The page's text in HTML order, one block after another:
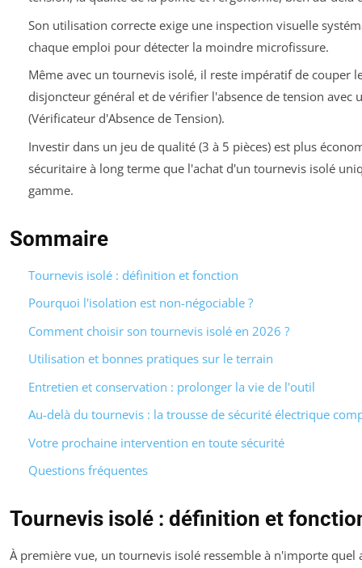
Son utilisation correcte exige une inspection visuelle
chaque emploi pour détecter la moindre microfissure.
Même avec un tournevis isolé, il reste impératif de couper
disjoncteur général et de vérifier l'absence de tension avec
(Vérificateur d'Absence de Tension).
Investir dans un jeu de qualité (3 à 5 pièces) est plus
sécuritaire à long terme que l'achat d'un tournevis isolé
gamme.
Sommaire
Tournevis isolé : définition et fonction
Pourquoi l'isolation est non-négociable ?
Comment choisir son tournevis isolé en 2026 ?
Utilisation et bonnes pratiques sur le terrain
Entretien et conservation : prolonger la vie de l'outil
Au-delà du tournevis : la trousse de sécurité électrique
Votre prochaine intervention en toute sécurité
Questions fréquentes
Tournevis isolé : définition et
À première vue, un tournevis isolé ressemble à n'importe quel